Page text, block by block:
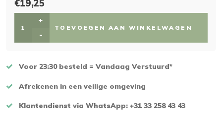
€19,25
+
-
TOEVOEGEN AAN WINKELWAGEN
Voor 23:30 besteld = Vandaag Verstuurd*
Afrekenen in een veilige omgeving
Klantendienst via WhatsApp: +31 33 258 43 43